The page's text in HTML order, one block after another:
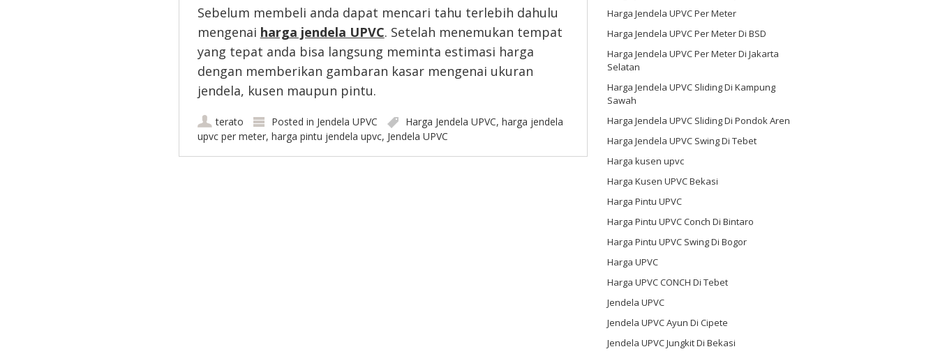
Sebelum membeli anda dapat mencari tahu terlebih dahulu
mengenai harga jendela UPVC. Setelah menemukan tempat
yang tepat anda bisa langsung meminta estimasi harga
dengan memberikan gambaran kasar mengenai ukuran
jendela, kusen maupun pintu.
terato Posted in Jendela UPVC Harga Jendela UPVC, harga jendela
upvc per meter, harga pintu jendela upvc, Jendela UPVC
Harga Jendela UPVC Per Meter
Harga Jendela UPVC Per Meter Di BSD
Harga Jendela UPVC Per Meter Di Jakarta
Selatan
Harga Jendela UPVC Sliding Di Kampung
Sawah
Harga Jendela UPVC Sliding Di Pondok Aren
Harga Jendela UPVC Swing Di Tebet
Harga kusen upvc
Harga Kusen UPVC Bekasi
Harga Pintu UPVC
Harga Pintu UPVC Conch Di Bintaro
Harga Pintu UPVC Swing Di Bogor
Harga UPVC
Harga UPVC CONCH Di Tebet
Jendela UPVC
Jendela UPVC Ayun Di Cipete
Jendela UPVC Jungkit Di Bekasi